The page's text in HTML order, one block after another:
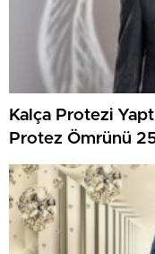
Kalça Protezi
Protez Ömrünü